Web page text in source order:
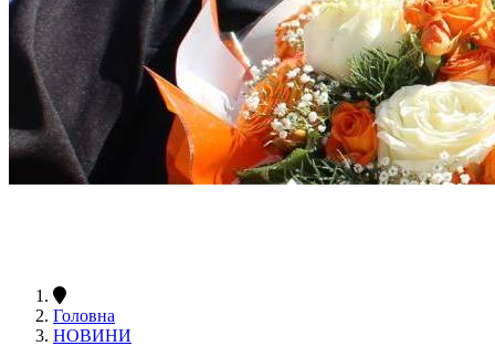
Головна
НОВИНИ